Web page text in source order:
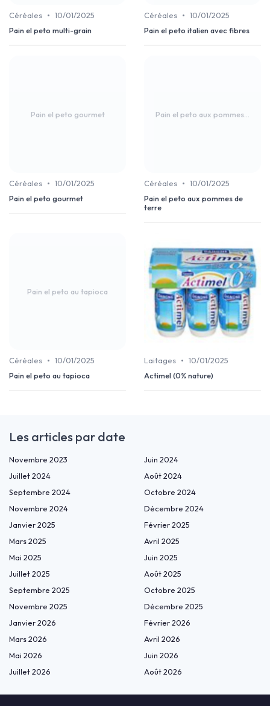
Céréales • 10/01/2025
Pain el peto multi-grain
Céréales • 10/01/2025
Pain el peto italien avec fibres
Pain el peto gourmet
Céréales • 10/01/2025
Pain el peto gourmet
Pain el peto aux pommes...
Céréales • 10/01/2025
Pain el peto aux pommes de
terre
Pain el peto au tapioca
Céréales • 10/01/2025
Pain el peto au tapioca
Laitages • 10/01/2025
Actimel (0% nature)
Les articles par date
Novembre 2023
Juin 2024
Juillet 2024
Août 2024
Septembre 2024
Octobre 2024
Novembre 2024
Décembre 2024
Janvier 2025
Février 2025
Mars 2025
Avril 2025
Mai 2025
Juin 2025
Juillet 2025
Août 2025
Septembre 2025
Octobre 2025
Novembre 2025
Décembre 2025
Janvier 2026
Février 2026
Mars 2026
Avril 2026
Mai 2026
Juin 2026
Juillet 2026
Août 2026